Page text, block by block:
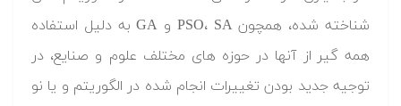
شناخته شده، همچون PSO، SA و GA به دلیل استفاده
همه گیر از آنها در حوزه های مختلف علوم و صنایع، در
توجیه جدید بودن تغییرات انجام شده در الگوریتم و یا نو